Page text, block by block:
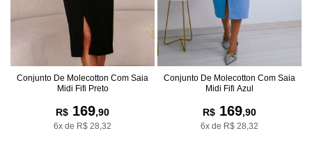
Conjunto De Molecotton Com Saia
Midi Fifi Preto
R$ 169,90
6x de R$ 28,32
Conjunto De Molecotton Com Saia
Midi Fifi Azul
R$ 169,90
6x de R$ 28,32